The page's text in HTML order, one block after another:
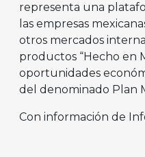
representa una
las empresas
otros mercados
productos “Hecho en
oportunidades
del denominado Plan
Con información de